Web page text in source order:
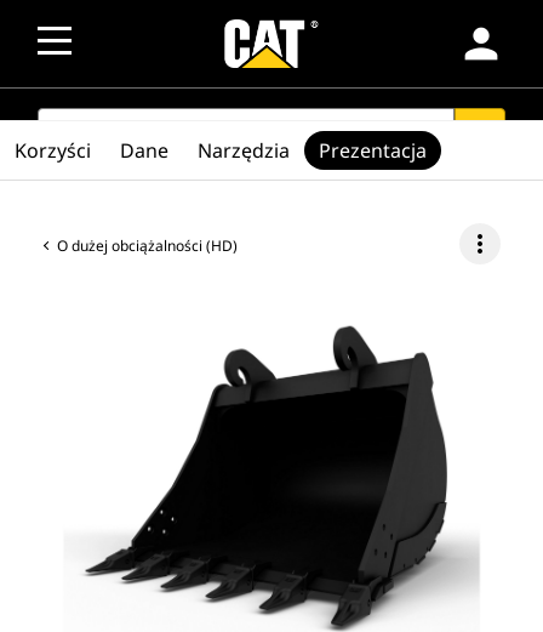
person
SEARCH
O dużej obciążalności (HD) more_vert
Korzyści Dane Narzędzia Prezentacja